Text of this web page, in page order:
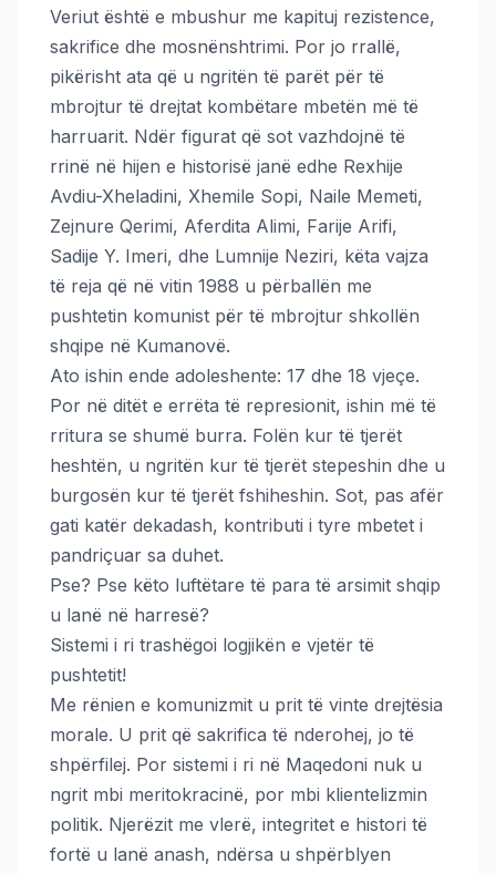
Veriut është e mbushur me kapituj rezistence,
sakrifice dhe mosnënshtrimi. Por jo rrallë,
pikërisht ata që u ngritën të parët për të
mbrojtur të drejtat kombëtare mbetën më të
harruarit. Ndër figurat që sot vazhdojnë të
rrinë në hijen e historisë janë edhe Rexhije
Avdiu-Xheladini, Xhemile Sopi, Naile Memeti,
Zejnure Qerimi, Aferdita Alimi, Farije Arifi,
Sadije Y. Imeri, dhe Lumnije Neziri, këta vajza
të reja që në vitin 1988 u përballën me
pushtetin komunist për të mbrojtur shkollën
shqipe në Kumanovë.
Ato ishin ende adoleshente: 17 dhe 18 vjeçe.
Por në ditët e errëta të represionit, ishin më të
rritura se shumë burra. Folën kur të tjerët
heshtën, u ngritën kur të tjerët stepeshin dhe u
burgosën kur të tjerët fshiheshin. Sot, pas afër
gati katër dekadash, kontributi i tyre mbetet i
pandriçuar sa duhet.
Pse? Pse këto luftëtare të para të arsimit shqip
u lanë në harresë?
Sistemi i ri trashëgoi logjikën e vjetër të
pushtetit!
Me rënien e komunizmit u prit të vinte drejtësia
morale. U prit që sakrifica të nderohej, jo të
shpërfilej. Por sistemi i ri në Maqedoni nuk u
ngrit mbi meritokracinë, por mbi klientelizmin
politik. Njerëzit me vlerë, integritet e histori të
fortë u lanë anash, ndërsa u shpërblyen